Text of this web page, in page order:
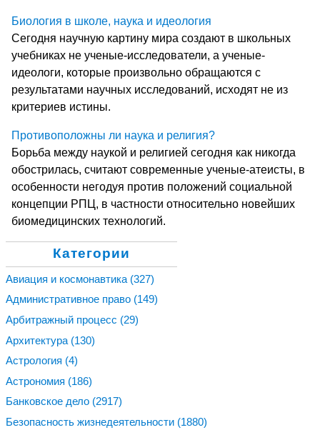
Биология в школе, наука и идеология
Сегодня научную картину мира создают в школьных
учебниках не ученые-исследователи, а ученые-
идеологи, которые произвольно обращаются с
результатами научных исследований, исходят не из
критериев истины.
Противоположны ли наука и религия?
Борьба между наукой и религией сегодня как никогда
обострилась, считают современные ученые-атеисты, в
особенности негодуя против положений социальной
концепции РПЦ, в частности относительно новейших
биомедицинских технологий.
Категории
Авиация и космонавтика (327)
Административное право (149)
Арбитражный процесс (29)
Архитектура (130)
Астрология (4)
Астрономия (186)
Банковское дело (2917)
Безопасность жизнедеятельности (1880)